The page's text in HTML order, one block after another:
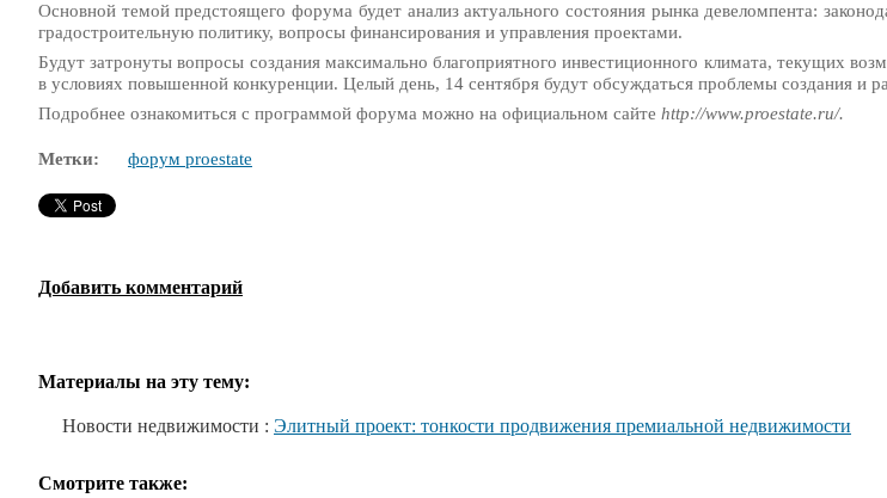
Основной темой предстоящего форума будет анализ актуального состояния рынка девеломпента:
градостроительную политику, вопросы финансирования и управления проектами.
Будут затронуты вопросы создания максимально благоприятного инвестиционного климата, текущих
в условиях повышенной конкуренции. Целый день, 14 сентября будут обсуждаться проблемы создания и
Подробнее ознакомиться с программой форума можно на официальном сайте http://www.proestate.ru/.
Метки: форум proestate
Добавить комментарий
Материалы на эту тему:
Новости недвижимости : Элитный проект: тонкости продвижения премиальной недвижимости
Смотрите также: